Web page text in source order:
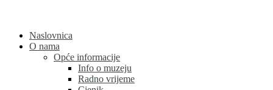
contentNaslovnica
O nama
Opće informacije
Info o muzeju
Radno vrijeme